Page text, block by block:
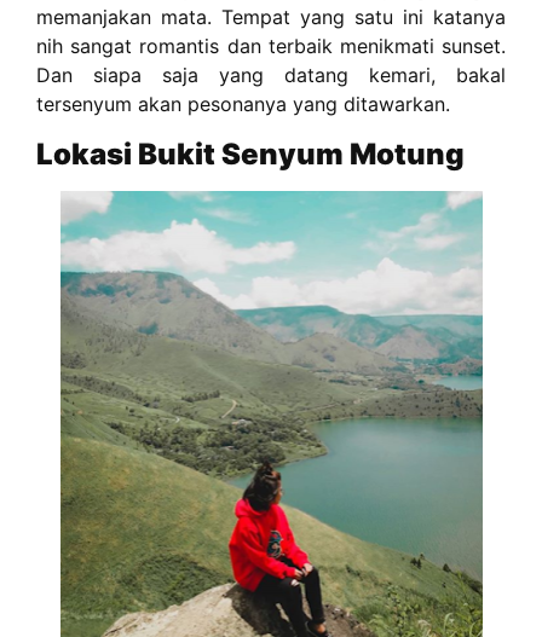
memanjakan mata. Tempat yang satu ini katanya
nih sangat romantis dan terbaik menikmati sunset.
Dan siapa saja yang datang kemari, bakal
tersenyum akan pesonanya yang ditawarkan.
Lokasi Bukit Senyum Motung